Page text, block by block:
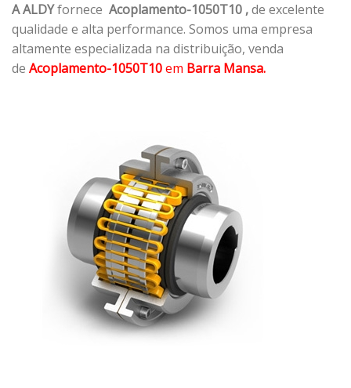
A ALDYfornece Acoplamento-1050T10 ,de excelente
qualidade e alta performance. Somos uma empresa
altamente especializada na distribuição, venda
de Acoplamento-1050T10em Barra Mansa.